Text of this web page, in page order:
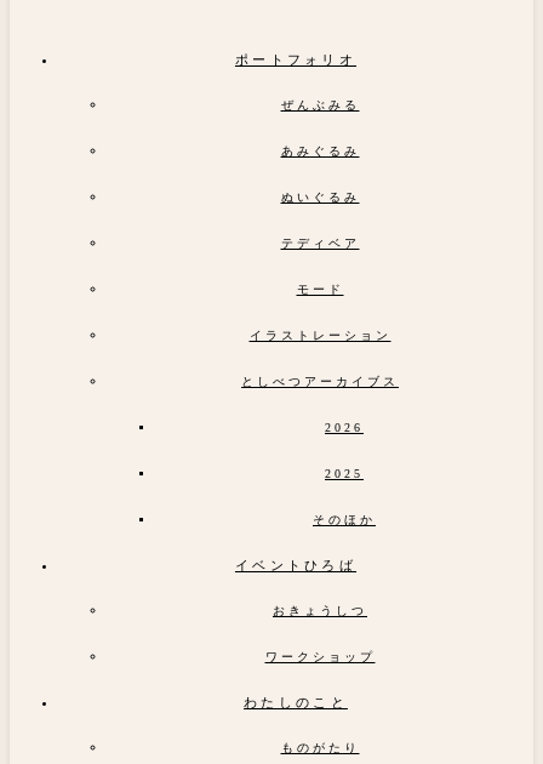
ポートフォリオ
ぜんぶみる
あみぐるみ
ぬいぐるみ
テディベア
モード
イラストレーション
としべつアーカイブス
2026
2025
そのほか
イベントひろば
おきょうしつ
ワークショップ
わたしのこと
ものがたり